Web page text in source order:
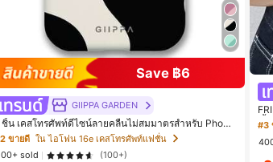
Save ฿6
GIIPPA GARDEN
ชิ้น เคสโทรศัพท์ดีไซน์ลายคลื่นไม่สมมาตรสำหรับ Phone
Pro Max, เหมาะสำหรับ Phone 16 Pro Max, 15 Pro M
14 Pro Max, เคสโทรศัพท์สไตล์เกาหลีและน่าสนใจ, เข้
นได้กับ 11/12/13/14/15/16 Pro Max Plus, ดีไซน์หรูหรา
ขายดี ใน ไอโฟน 16e เคสโทรศัพท์แฟชั่น
sold
(100+)
เสื้
#3